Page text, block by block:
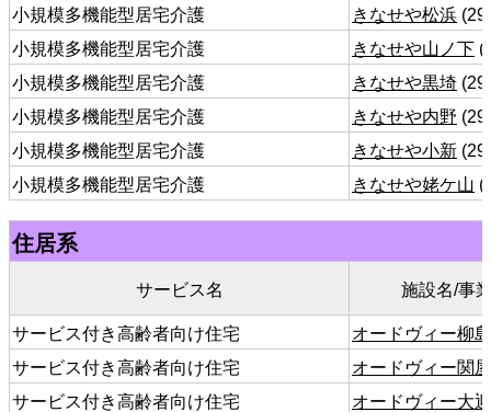
小規模多機能型居宅介護
きなせや松浜 (29
小規模多機能型居宅介護
きなせや山ノ下
小規模多機能型居宅介護
きなせや黒埼 (29
小規模多機能型居宅介護
きなせや内野 (29
小規模多機能型居宅介護
きなせや小新 (29
小規模多機能型居宅介護
きなせや姥ケ山
住居系
サービス名 施設名/事
サービス付き高齢者向け住宅
オードヴィー柳島
サービス付き高齢者向け住宅
オードヴィー関屋
サービス付き高齢者向け住宅
オードヴィー大迎